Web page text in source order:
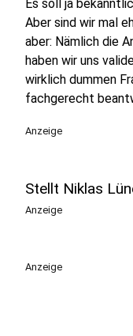
Es soll ja
Aber sind wir mal
aber: Nämlich die
haben wir uns
wirklich dummen
fachgerecht
Anzeige
Stellt Niklas
Anzeige
Anzeige